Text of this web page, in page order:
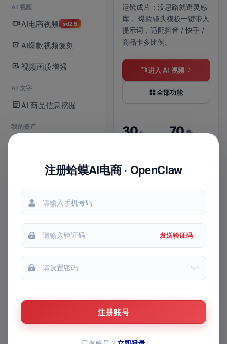
AI 视频
AI电商视频 sd2.5
AI爆款视频复刻
视频画质增强
AI 文字
AI 商品信息挖掘
我的资产
我的店铺
生成记录
我的收藏
我的推广
成最长支持 30 秒，480P /
立即体验 2.5
2.5
清晰视频 视频创作可选
运镜成片；没思路就逛灵感
库， 爆款镜头模板一键带入
提示词，适配抖音 / 快手 /
商品卡多比例。
进入 AI 视频
全部功能
30s 70条
8 平台 1 键
FEATURE MATRIX · v1 模块路
视频已上线，AI 全
家桶持续上新
注册蛤蟆AI电商 · OpenClaw
发送验证码
注册账号